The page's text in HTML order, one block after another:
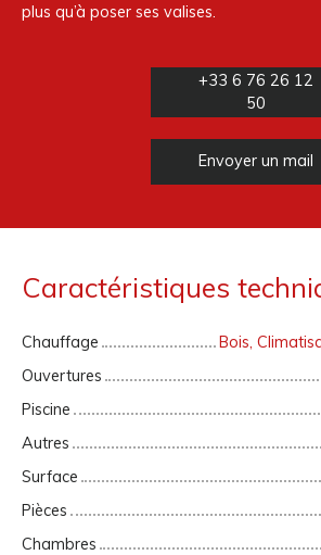
plus qu’à poser ses valises.
+33 6 76 26 12
50
Envoyer un mail
Caractéristiques
Chauffage
Bois,
Ouvertures
Piscine
Autres
Surface
Pièces
Chambres